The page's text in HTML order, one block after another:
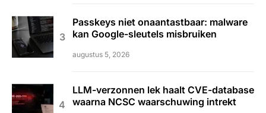
Passkeys niet onaantastbaar: malware
kan Google-sleutels misbruiken
augustus 5, 2026
LLM-verzonnen lek haalt CVE-database
waarna NCSC waarschuwing intrekt